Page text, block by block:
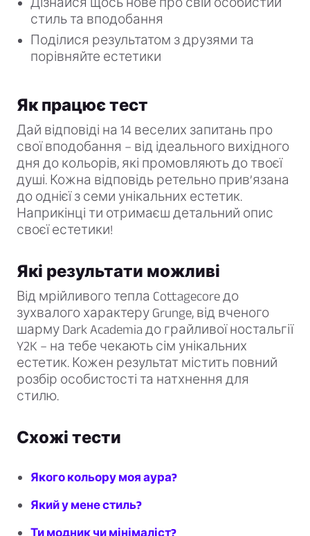
стиль та вподобання
Поділися результатом з друзями та
порівняйте естетики
Як працює тест
Дай відповіді на 14 веселих запитань про
свої вподобання – від ідеального вихідного
дня до кольорів, які промовляють до твоєї
душі. Кожна відповідь ретельно прив’язана
до однієї з семи унікальних естетик.
Наприкінці ти отримаєш детальний опис
своєї естетики!
Які результати можливі
Від мрійливого тепла Cottagecore до
зухвалого характеру Grunge, від вченого
шарму Dark Academia до грайливої ностальгії
Y2K – на тебе чекають сім унікальних
естетик. Кожен результат містить повний
розбір особистості та натхнення для
стилю.
Схожі тести
Якого кольору моя аура?
Який у мене стиль?
Ти модник чи мінімаліст?